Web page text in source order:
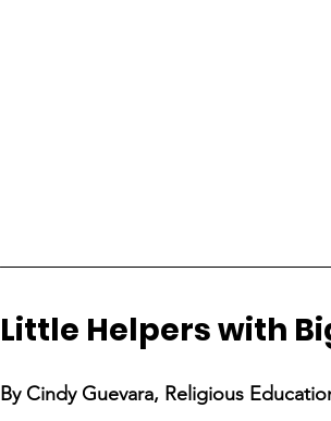
Little Helpers with
By Cindy Guevara, Religious